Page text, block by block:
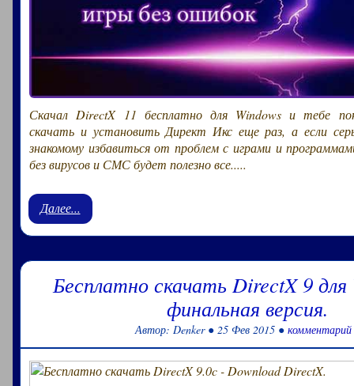
Скачал DirectX 11 бесплатно для Windows и тебе
скачать и установить Директ Икс еще раз, а если
знакомому избавиться от проблем с играми и
без вирусов и СМС будет полезно все.....
Далее...
Бесплатно скачать DirectX 9 для
финальная версия.
Автор: Denker ● 25 Фев 2015 ●